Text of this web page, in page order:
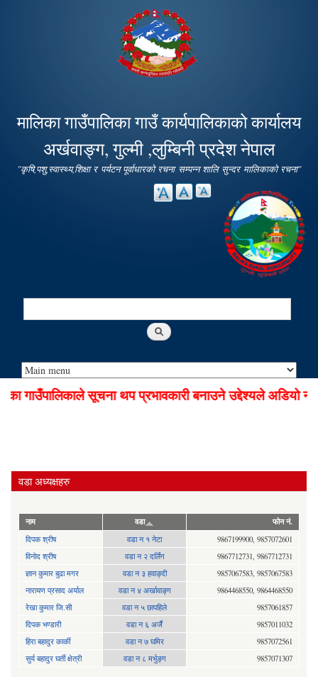
main
content
मालिका गाउँपालिका गाउँ कार्यपालिकाको कार्यालय
अर्खवाङ्ग, गुल्मी ,लुम्बिनी प्रदेश नेपाल
"कृषि,पशु,स्वास्थ्य,शिक्षा र पर्यटन पूर्वाधारको रचना सम्पन्न शालि सुन्दर मालिकाको रचना"
Search
गाउँपालिकाले सूचना थप प्रभावकारी बनाउने उद्देश्यले अडियो
वडा अध्यक्षहरु
नाम वडा फोन नं.
दिपक श्रीष वडा न १ नेटा
9867199900, 9857072601
विनोद श्रीष
वडा न २ दर्लिंग
9867712731, 9867712731
ज्ञान कुमार बुढा मगर
वडा न ३ हवाङ्दी
9857067583, 9857067583
नारायण प्रसाद अर्याल
वडा न‍ ४ अर्खावाङ्ग
9864468550, 9864468550
रेखा कुमार जि.सी
वडा न ५ छापहिले
9857061857
दिपक भण्डारी
वडा न ६ अर्जै
9857011032
हिरा बहादुर कार्की
वडा न ७ घमिर
9857072561
सुर्य बहादुर घर्ती क्षेत्री
वडा न ८ मर्भुङ्ग 9857071307